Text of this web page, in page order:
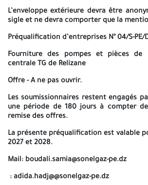
4514
Les soumissionnaires doivent déposer
comprenant toutes les pièces exigées sous
Les soumissionnaires doivent adresser
le dossier de Préqualification,
La séance d’ouverture des plis est
et ne devra comporter
4514
L’enveloppe extérieure devra être
sigle et ne devra comporter que la
Préqualification d’entreprises N° 04/S-PE/
Fourniture des pompes et pièces de
centrale TG de Relizane
Offre - A ne pas ouvrir.
Les soumissionnaires restent engagés
une période de 180 jours à compter
remise des offres.
La présente préqualification est valable
2027 et 2028.
Mail: boudali.samia@sonelgaz-pe.dz
: adida.hadj@@sonelgaz-pe.dz